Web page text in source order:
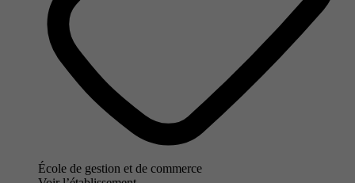
École de gestion et de commerce